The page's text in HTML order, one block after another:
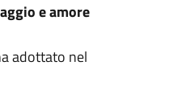
e amore
adottato nel